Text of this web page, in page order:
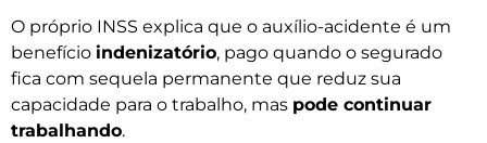
O próprio INSS explica que o auxílio-acidente é um
benefício indenizatório, pago quando o segurado
fica com sequela permanente que reduz sua
capacidade para o trabalho, mas pode continuar
trabalhando.